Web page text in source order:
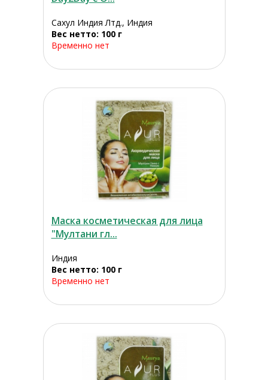
Сахул Индия Лтд., Индия
Вес нетто: 100 г
Временно нет
Маска косметическая для лица
"Мултани гл...
Индия
Вес нетто: 100 г
Временно нет